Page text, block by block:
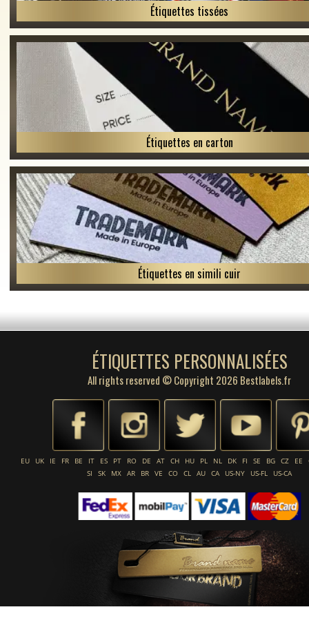
Étiquettes tissées
Étiquettes en carton
Étiquettes en simili cuir
ÉTIQUETTES PERSONNALISÉES
All rights reserved © Copyright 2026 Bestlabels.fr
EU UK IE FR BE IT ES PT RO DE AT CH HU PL NL DK FI SE BG CZ EE
SI
SK MX AR BR VE CO CL AU CA US-NY US-FL US-CA